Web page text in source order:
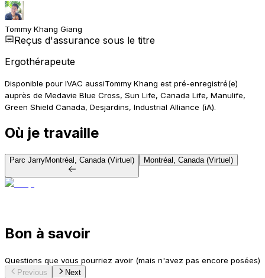
Tommy Khang Giang
Reçus d'assurance sous le titre
Ergothérapeute
Disponible pour IVAC aussiTommy Khang est pré-enregistré(e)
auprès de Medavie Blue Cross, Sun Life, Canada Life, Manulife,
Green Shield Canada, Desjardins, Industrial Alliance (iA).
Où je travaille
Parc JarryMontréal, Canada (Virtuel) Montréal, Canada (Virtuel)
Bon à savoir
Questions que vous pourriez avoir (mais n'avez pas encore posées)
Previous Next